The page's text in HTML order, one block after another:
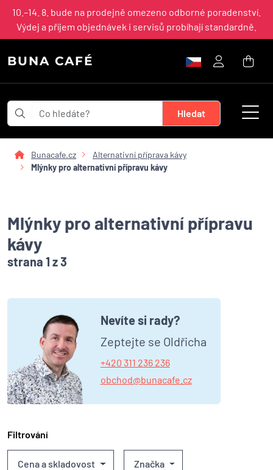
10.–14. 8. bude na prodejně omezeno odborné poradenství.
Výdej a příjem objednávek i servisů probíhají standardně.
BUNA CAFÉ
Bunacafe.cz
Alternativní příprava kávy
Mlýnky pro alternativní přípravu kávy
Mlýnky pro alternativní přípravu
kávy
strana 1 z 3
Nevíte si rady?
Zeptejte se Oldřicha
+420 311 236 236
obchod@bunacafe.cz
Filtrování
Cena a skladovost Značka